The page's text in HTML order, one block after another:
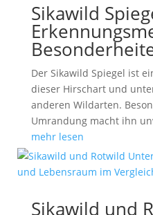
Sikawild
Der Sikawild Spiegel ist
dieser Hirschart und
anderen Wildarten.
Umrandung macht ihn
mehr lesen
Sikawild und